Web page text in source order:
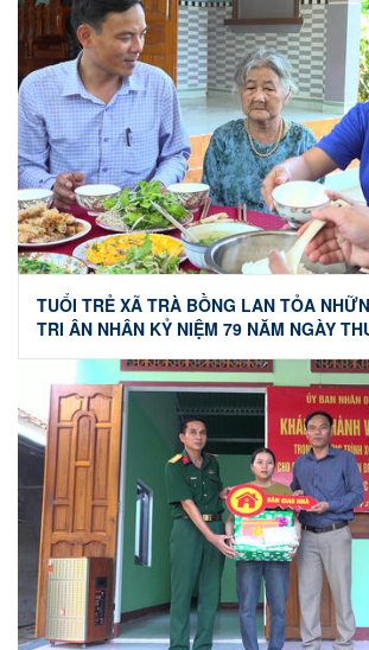
TUỔI TRẺ XÃ TRÀ BỒNG LAN TỎA
TRI ÂN NHÂN KỶ NIỆM 79 NĂM NGÀY THƯƠNG BINH -
LIỆT SĨ